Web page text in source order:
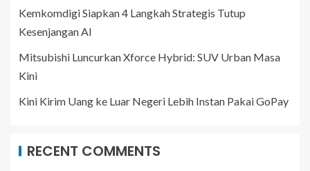
Kemkomdigi Siapkan 4 Langkah Strategis Tutup
Kesenjangan AI
Mitsubishi Luncurkan Xforce Hybrid: SUV Urban Masa
Kini
Kini Kirim Uang ke Luar Negeri Lebih Instan Pakai GoPay
RECENT COMMENTS